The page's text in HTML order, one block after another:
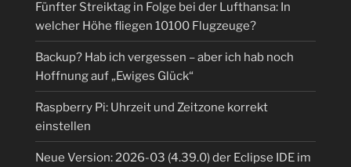
Fünfter Streiktag in Folge bei der Lufthansa: In
welcher Höhe fliegen 10100 Flugzeuge?
Backup? Hab ich vergessen – aber ich hab noch
Hoffnung auf „Ewiges Glück“
Raspberry Pi: Uhrzeit und Zeitzone korrekt
einstellen
Neue Version: 2026-03 (4.39.0) der Eclipse IDE im